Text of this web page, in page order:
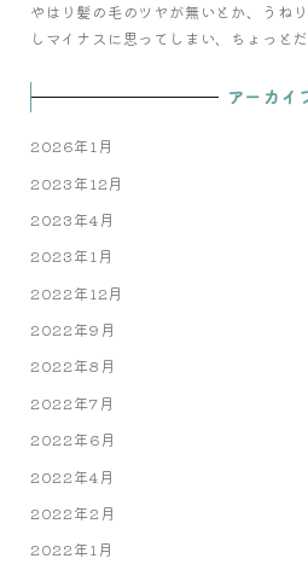
やはり髪の毛のツヤが無いとか、うね
しマイナスに思ってしまい、ちょっと
アーカイ
2026年1月
2023年12月
2023年4月
2023年1月
2022年12月
2022年9月
2022年8月
2022年7月
2022年6月
2022年4月
2022年2月
2022年1月